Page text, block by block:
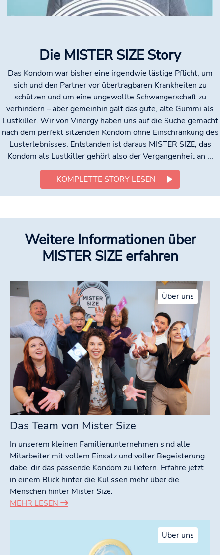
Die MISTER SIZE Story
Das Kondom war bisher eine irgendwie lästige Pflicht, um
sich und den Partner vor übertragbaren Krankheiten zu
schützen und um eine ungewollte Schwangerschaft zu
verhindern – aber gemeinhin galt das gute, alte Gummi als
Lustkiller. Wir von Vinergy haben uns auf die Suche gemacht
nach dem perfekt sitzenden Kondom ohne Einschränkung des
Lusterlebnisses. Entstanden ist daraus MISTER SIZE, das
Kondom als Lustkiller gehört also der Vergangenheit an ...
KOMPLETTE STORY LESEN
Weitere Informationen über
MISTER SIZE erfahren
Über uns
Das Team von Mister Size
In unserem kleinen Familienunternehmen sind alle
Mitarbeiter mit vollem Einsatz und voller Begeisterung
dabei dir das passende Kondom zu liefern. Erfahre jetzt
in einem Blick hinter die Kulissen mehr über die
Menschen hinter Mister Size.
MEHR LESEN
Über uns